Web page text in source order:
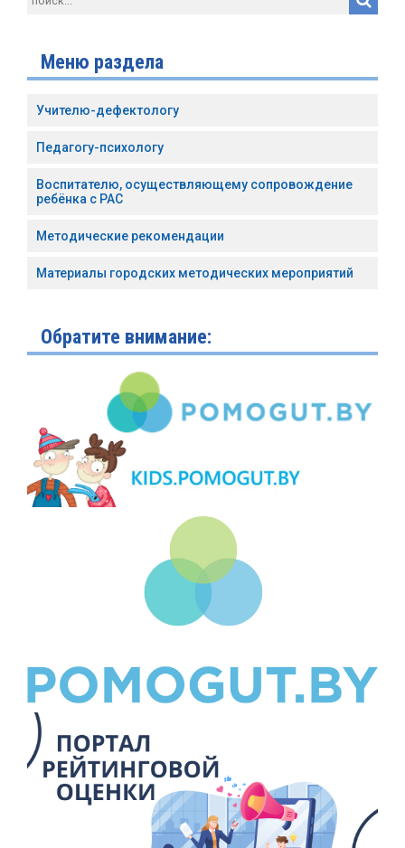
Меню раздела
Учителю-дефектологу
Педагогу-психологу
Воспитателю, осуществляющему сопровождение
ребёнка с РАС
Методические рекомендации
Материалы городских методических мероприятий
Обратите внимание: